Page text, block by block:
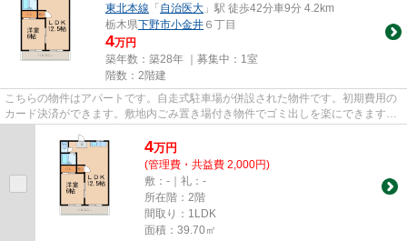
東北本線 「自治医大 」駅 徒歩42分車9分 4.2km
栃木県下野市小金井 ６丁目
4万円
築年数：築28年 ｜募集中： 1室
階数：2階建
こちらの物件はアパートです。自走式駐車場が併設された物件です。初期費用の
カード決済ができます。敷地内ごみ置き場付き物件でゴミ出しを楽にできます。
できるだけ早めに不動産情報...
4万円
(管理費・共益費 2,000円)
敷：-｜礼：-
所在階：2階
間取り：1LDK
面積：39.70㎡